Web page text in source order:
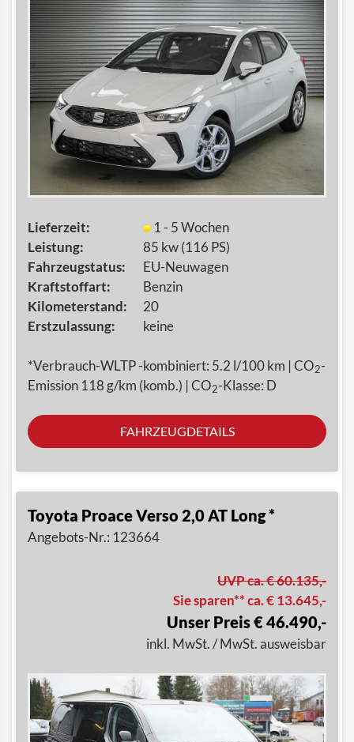
Lieferzeit:
Leistung:
Fahrzeugstatus:
Kraftstoffart:
Kilometerstand:
Erstzulassung:
1 - 5 Wochen
85 kw (116 PS)
EU-Neuwagen
Benzin
20
keine
*Verbrauch-WLTP -kombiniert: 5.2 l/100 km | CO2-
Emission 118 g/km (komb.) | CO2-Klasse: D
FAHRZEUGDETAILS
Toyota Proace Verso 2,0 AT Long *
Angebots-Nr.: 123664
UVP ca. € 60.135,-
Sie sparen** ca. € 13.645,-
Unser Preis € 46.490,-
inkl. MwSt. / MwSt. ausweisbar